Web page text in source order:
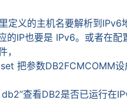
里定义的主机名要解析到 IPv6
的IP也要是 IPv6。或者在配
把参数DB2FCMCOMM设
db2”查看DB2是否已运行在